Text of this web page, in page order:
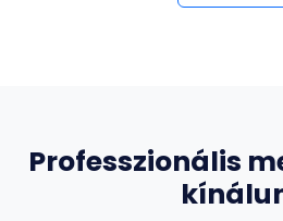
Professzionális